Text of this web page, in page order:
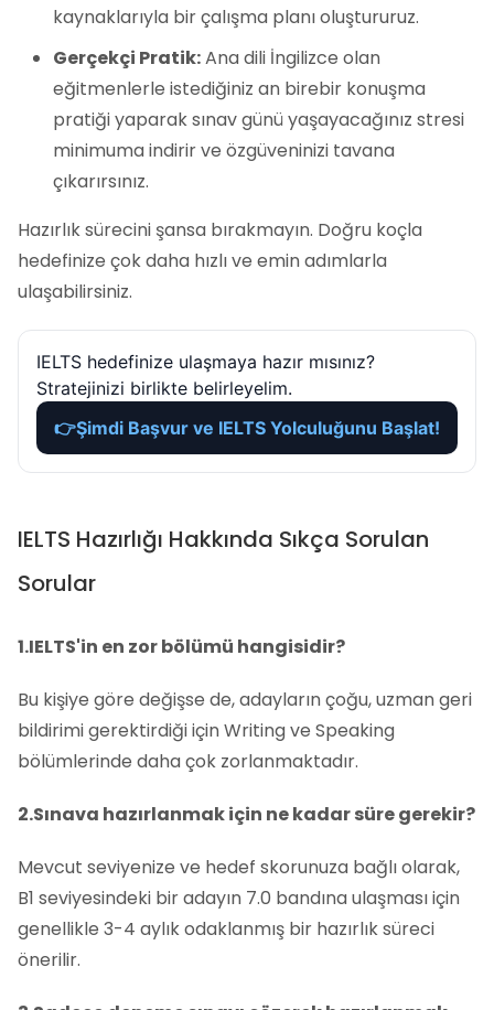
kaynaklarıyla bir çalışma planı oluştururuz.
Gerçekçi Pratik:Ana dili İngilizce olan
eğitmenlerle istediğiniz an birebir konuşma
pratiği yaparak sınav günü yaşayacağınız stresi
minimuma indirir ve özgüveninizi tavana
çıkarırsınız.
Hazırlık sürecini şansa bırakmayın. Doğru koçla
hedefinize çok daha hızlı ve emin adımlarla
ulaşabilirsiniz.
IELTS hedefinize ulaşmaya hazır mısınız?
Stratejinizi birlikte belirleyelim.
👉Şimdi Başvur ve IELTS Yolculuğunu Başlat!
IELTS Hazırlığı Hakkında Sıkça Sorulan
Sorular
1.IELTS'in en zor bölümü hangisidir?
Bu kişiye göre değişse de, adayların çoğu, uzman geri
bildirimi gerektirdiği için Writing ve Speaking
bölümlerinde daha çok zorlanmaktadır.
2.Sınava hazırlanmak için ne kadar süre gerekir?
Mevcut seviyenize ve hedef skorunuza bağlı olarak,
B1 seviyesindeki bir adayın 7.0 bandına ulaşması için
genellikle 3-4 aylık odaklanmış bir hazırlık süreci
önerilir.